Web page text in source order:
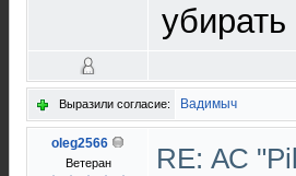
Выразили согласие: Вадимыч
oleg2566
Ветеран RE: АС